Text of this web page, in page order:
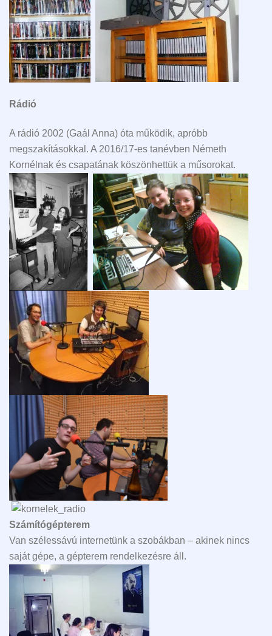
Rádió
A rádió 2002 (Gaál Anna) óta működik, apróbb
megszakításokkal. A 2016/17-es tanévben Németh
Kornélnak és csapatának köszönhettük a műsorokat.
Számítógépterem
Van szélessávú internetünk a szobákban – akinek nincs
saját gépe, a gépterem rendelkezésre áll.